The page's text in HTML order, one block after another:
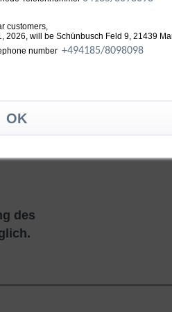
optimiert:
des
customers,
2026, will be Schünbusch Feld 9, 21439
number +494185/8098098